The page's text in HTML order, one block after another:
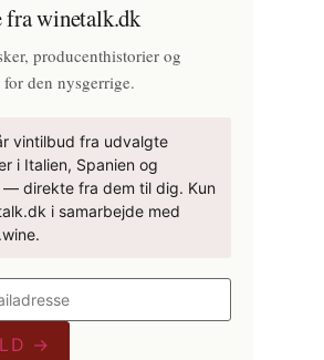
fra winetalk.dk
producenthistorier og
for den nysgerrige.
vintilbud fra udvalgte
i Italien, Spanien og
— direkte fra dem til dig. Kun
i samarbejde med
→